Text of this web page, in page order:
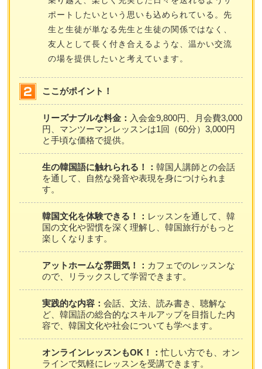
ポートしたいという思いも込められている。先
生と生徒が単なる先生と生徒の関係ではなく、
友人として長く付き合えるような、温かい交流
の場を提供したいと考えています。
ここがポイント！
リーズナブルな料金： 入会金9,800円、月会費3,000
円、マンツーマンレッスンは1回（60分）3,000円
と手頃な価格で提供。
生の韓国語に触れられる！：韓国人講師との会話
を通して、自然な発音や表現を身につけられま
す。
韓国文化を体験できる！： レッスンを通して、韓
国の文化や習慣を深く理解し、韓国旅行がもっと
楽しくなります。
アットホームな雰囲気！： カフェでのレッスンな
ので、リラックスして学習できます。
実践的な内容：会話、文法、読み書き、聴解な
ど、韓国語の総合的なスキルアップを目指した内
容で、韓国文化や社会についても学べます。
オンラインレッスンもOK！：忙しい方でも、オン
ラインで気軽にレッスンを受講できます。